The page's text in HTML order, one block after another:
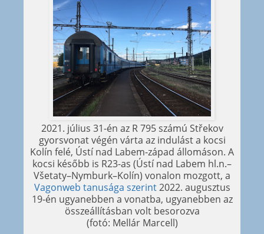
2021. július 31-én az R 795 számú Střekov
gyorsvonat végén várta az indulást a kocsi
Kolín felé, Ústí nad Labem-západ állomáson. A
kocsi később is R23-as (Ústí nad Labem hl.n.–
Všetaty–Nymburk–Kolín) vonalon mozgott, a
Vagonweb tanusága szerint2022. augusztus
19-én ugyanebben a vonatba, ugyanebben az
összeállításban volt besorozva
(fotó: Mellár Marcell)